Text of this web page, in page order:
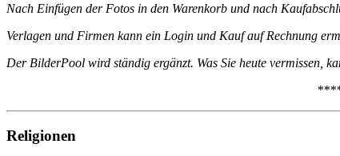
Nach Einfügen der Fotos in den Warenkorb und nach
Verlagen und Firmen kann ein Login und Kauf auf Rechnung
Der BilderPool wird ständig ergänzt. Was Sie heute vermissen,
Religionen